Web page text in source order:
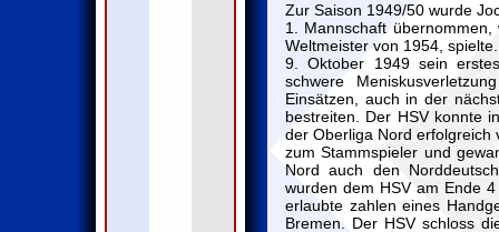
Zur Saison 1949/50 wurde
1. Mannschaft
Weltmeister von 1954,
9. Oktober 1949 sein
schwere
Einsätzen, auch in der
bestreiten. Der HSV konnte
der Oberliga Nord
zum Stammspieler und
Nord auch den
wurden dem HSV am Ende
erlaubte zahlen eines
Bremen. Der HSV schloss